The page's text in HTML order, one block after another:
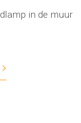
in de muur